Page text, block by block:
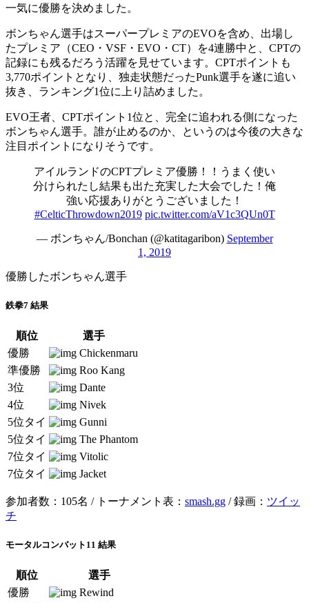
一気に優勝を決めました。
ボンちゃん選手はスーパープレミアのEVOを含め、出場し
たプレミア（CEO・VSF・EVO・CT）を4連勝中と、CPTの
記録にも残るだろう活躍を見せています。CPTポイントも
3,770ポイントとなり、独走状態だったPunk選手を遂に追い
抜き、ランキング1位に上り詰めました。
EVO王者、CPTポイント1位と、完全に追われる側になった
ボンちゃん選手。誰が止めるのか、というのは今後の大きな
注目ポイントになりそうです。
アイルランドのCPTプレミア優勝！！うまく使い
分けられたし結果も出た充実した大会でした！俺
強い応援ありがとうございました！
#CelticThrowdown2019 pic.twitter.com/aV1c3QUn0T
— ボンちゃん/Bonchan (@katitagaribon) September
1, 2019
優勝したボンちゃん選手
鉄拳7 結果
順位
選手
優勝
Chickenmaru
準優勝
Roo Kang
3位
Dante
4位
Nivek
5位タイ
Gunni
5位タイ
The Phantom
7位タイ
Vitolic
7位タイ
Jacket
参加者数：105名 / トーナメント表： smash.gg / 録画： ツイッ
チ
モータルコンバット11 結果
順位
選手
優勝
Rewind